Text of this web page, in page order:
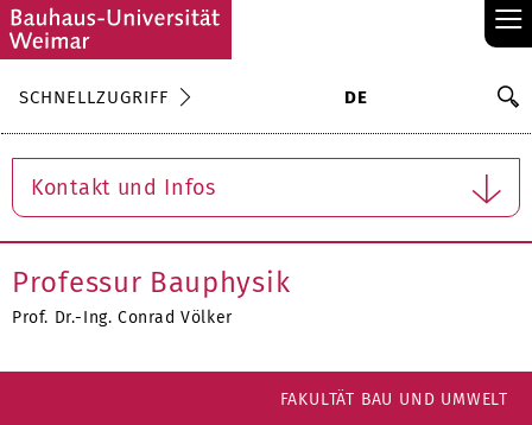
≡
SCHNELLZUGRIFF DE
Kontakt und Infos
Professur Bauphysik
Prof. Dr.-Ing. Conrad Völker
FAKULTÄT BAU UND UMWELT